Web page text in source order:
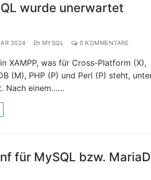
wurde unerwartet
2024 MYSQL 0 KOMMENTARE
XAMPP, was für Cross-Platform (X),
(M), PHP (P) und Perl (P) steht,
Nach einem……
für MySQL bzw.